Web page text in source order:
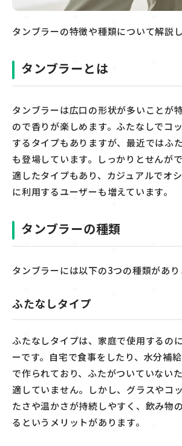
タンブラーの特徴や種類について解説し
タンブラーとは
タンブラーは広口の形状が多いことが
ので香りが楽しめます。ふたなしでコ
するタイプもありますが、最近ではふ
も登場しています。しっかりとせんが
適したタイプもあり、カジュアルでオ
に利用するユーザーも増えています。
タンブラーの種類
タンブラーには以下の3つの種類があり
ふたなしタイプ
ふたなしタイプは、家庭で使用するの
ーです。自宅で食事をしたり、水分補
で作られており、 ふたがついていない
適していません。
しかし、グラスやコ
たさや温かさが持続しやすく、飲み物
るというメリットがあります。